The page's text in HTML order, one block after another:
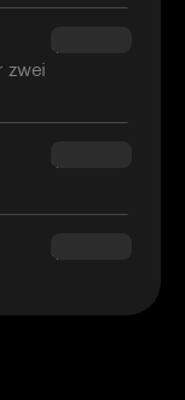
zwei
$34.95
$160.00
$180.00